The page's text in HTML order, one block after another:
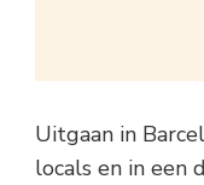
Uitgaan in
locals en in een